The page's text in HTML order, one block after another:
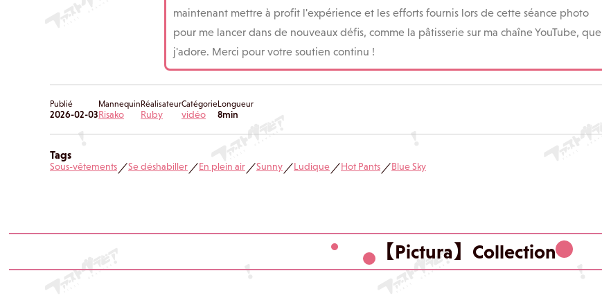
maintenant mettre à profit l'expérience et les efforts fournis lors de cette séance photo
pour me lancer dans de nouveaux défis, comme la pâtisserie sur ma chaîne YouTube, que
j'adore. Merci pour votre soutien continu !
Publié
2026-02-03
Mannequin
Risako
Réalisateur
Ruby
Catégorie
vidéo
Longueur
8min
Tags
Sous-vêtements／Se déshabiller／En plein air／Sunny／Ludique／Hot Pants／Blue Sky
【Pictura】Collection